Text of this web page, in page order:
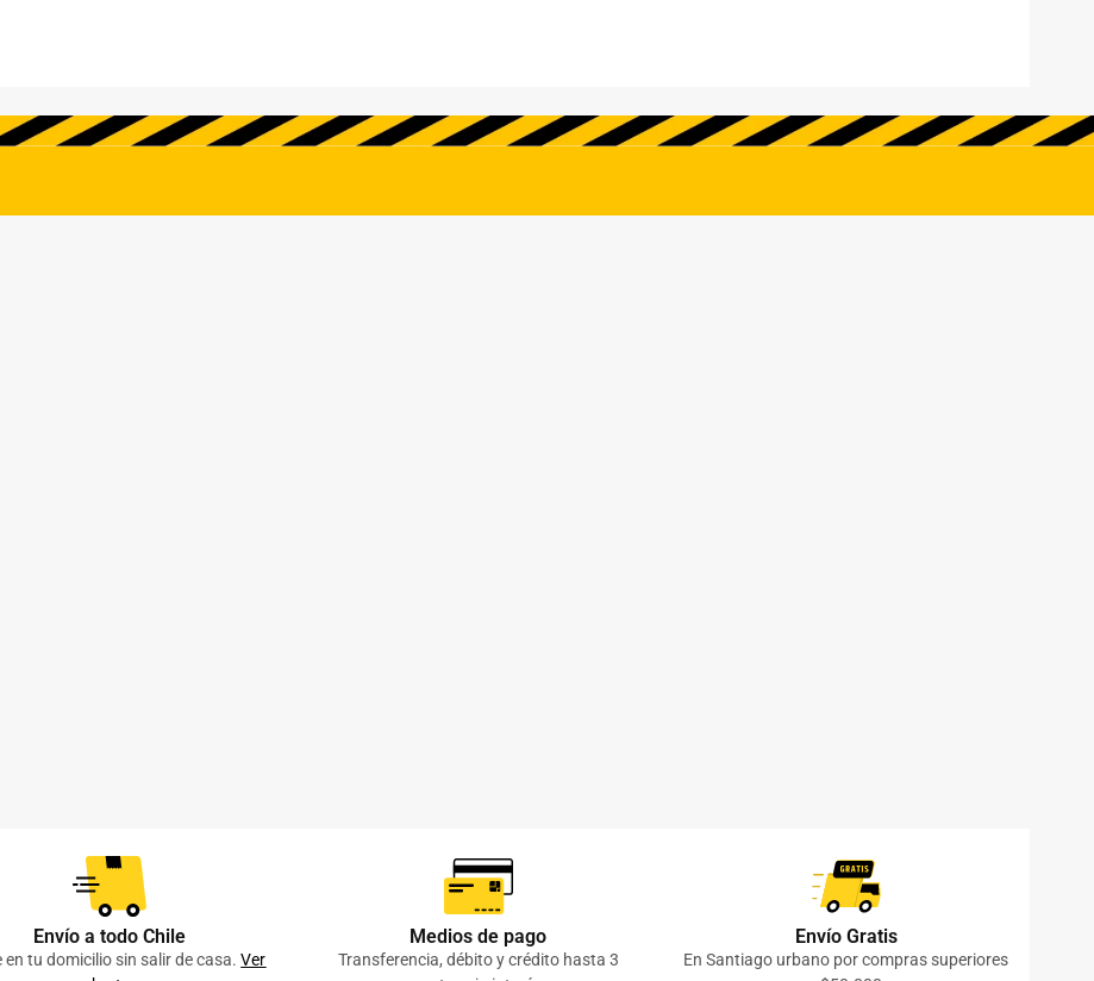
Envío a todo Chile
en tu domicilio sin salir de casa.Ver
Medios de pago
Transferencia, débito y crédito hasta 3
Envío Gratis
En Santiago urbano por compras superiores